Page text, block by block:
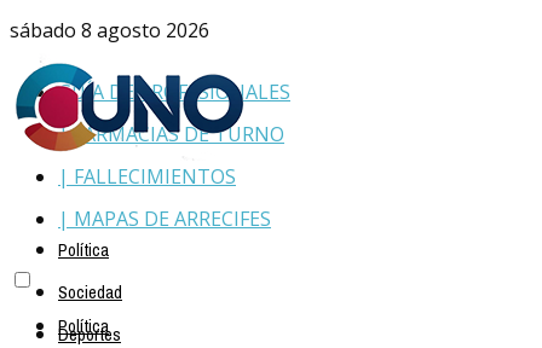
sábado 8 agosto 2026
GUÍA DE PROFESIONALES
| FARMACIAS DE TURNO
| FALLECIMIENTOS
| MAPAS DE ARRECIFES
Política
Sociedad
Deportes
Política